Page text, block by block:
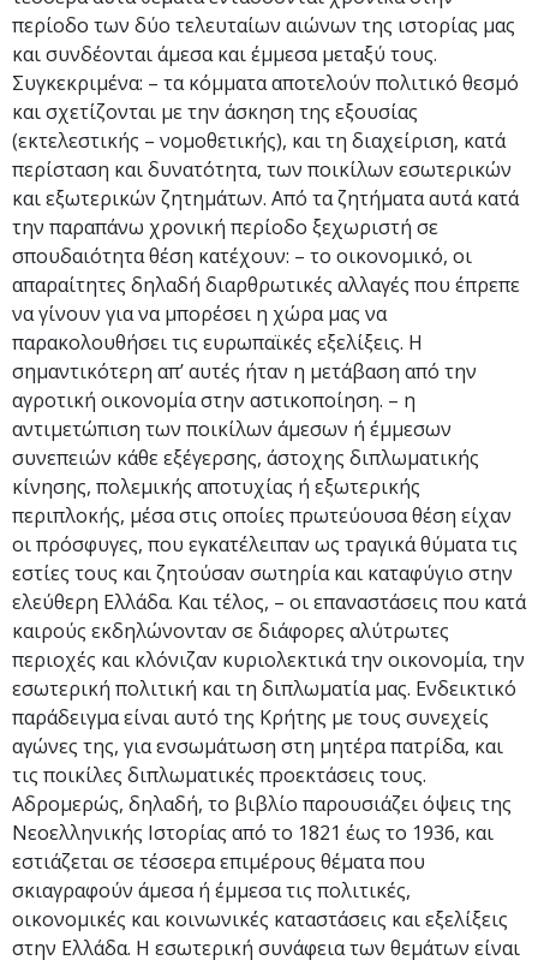
περίοδο των δύο τελευταίων αιώνων της ιστορίας μας
και συνδέονται άμεσα και έμμεσα μεταξύ τους.
Συγκεκριμένα: – τα κόμματα αποτελούν πολιτικό θεσμό
και σχετίζονται με την άσκηση της εξουσίας
(εκτελεστικής – νομοθετικής), και τη διαχείριση, κατά
περίσταση και δυνατότητα, των ποικίλων εσωτερικών
και εξωτερικών ζητημάτων. Από τα ζητήματα αυτά κατά
την παραπάνω χρονική περίοδο ξεχωριστή σε
σπουδαιότητα θέση κατέχουν: – το οικονομικό, οι
απαραίτητες δηλαδή διαρθρωτικές αλλαγές που έπρεπε
να γίνουν για να μπορέσει η χώρα μας να
παρακολουθήσει τις ευρωπαϊκές εξελίξεις. H
σημαντικότερη απ’ αυτές ήταν η μετάβαση από την
αγροτική οικονομία στην αστικοποίηση. – η
αντιμετώπιση των ποικίλων άμεσων ή έμμεσων
συνεπειών κάθε εξέγερσης, άστοχης διπλωματικής
κίνησης, πολεμικής αποτυχίας ή εξωτερικής
περιπλοκής, μέσα στις οποίες πρωτεύουσα θέση είχαν
οι πρόσφυγες, που εγκατέλειπαν ως τραγικά θύματα τις
εστίες τους και ζητούσαν σωτηρία και καταφύγιο στην
ελεύθερη Ελλάδα. Και τέλος, – οι επαναστάσεις που κατά
καιρούς εκδηλώνονταν σε διάφορες αλύτρωτες
περιοχές και κλόνιζαν κυριολεκτικά την οικονομία, την
εσωτερική πολιτική και τη διπλωματία μας. Ενδεικτικό
παράδειγμα είναι αυτό της Κρήτης με τους συνεχείς
αγώνες της, για ενσωμάτωση στη μητέρα πατρίδα, και
τις ποικίλες διπλωματικές προεκτάσεις τους.
Αδρομερώς, δηλαδή, το βιβλίο παρουσιάζει όψεις της
Νεοελληνικής Ιστορίας από το 1821 έως το 1936, και
εστιάζεται σε τέσσερα επιμέρους θέματα που
σκιαγραφούν άμεσα ή έμμεσα τις πολιτικές,
οικονομικές και κοινωνικές καταστάσεις και εξελίξεις
στην Ελλάδα. H εσωτερική συνάφεια των θεμάτων είναι